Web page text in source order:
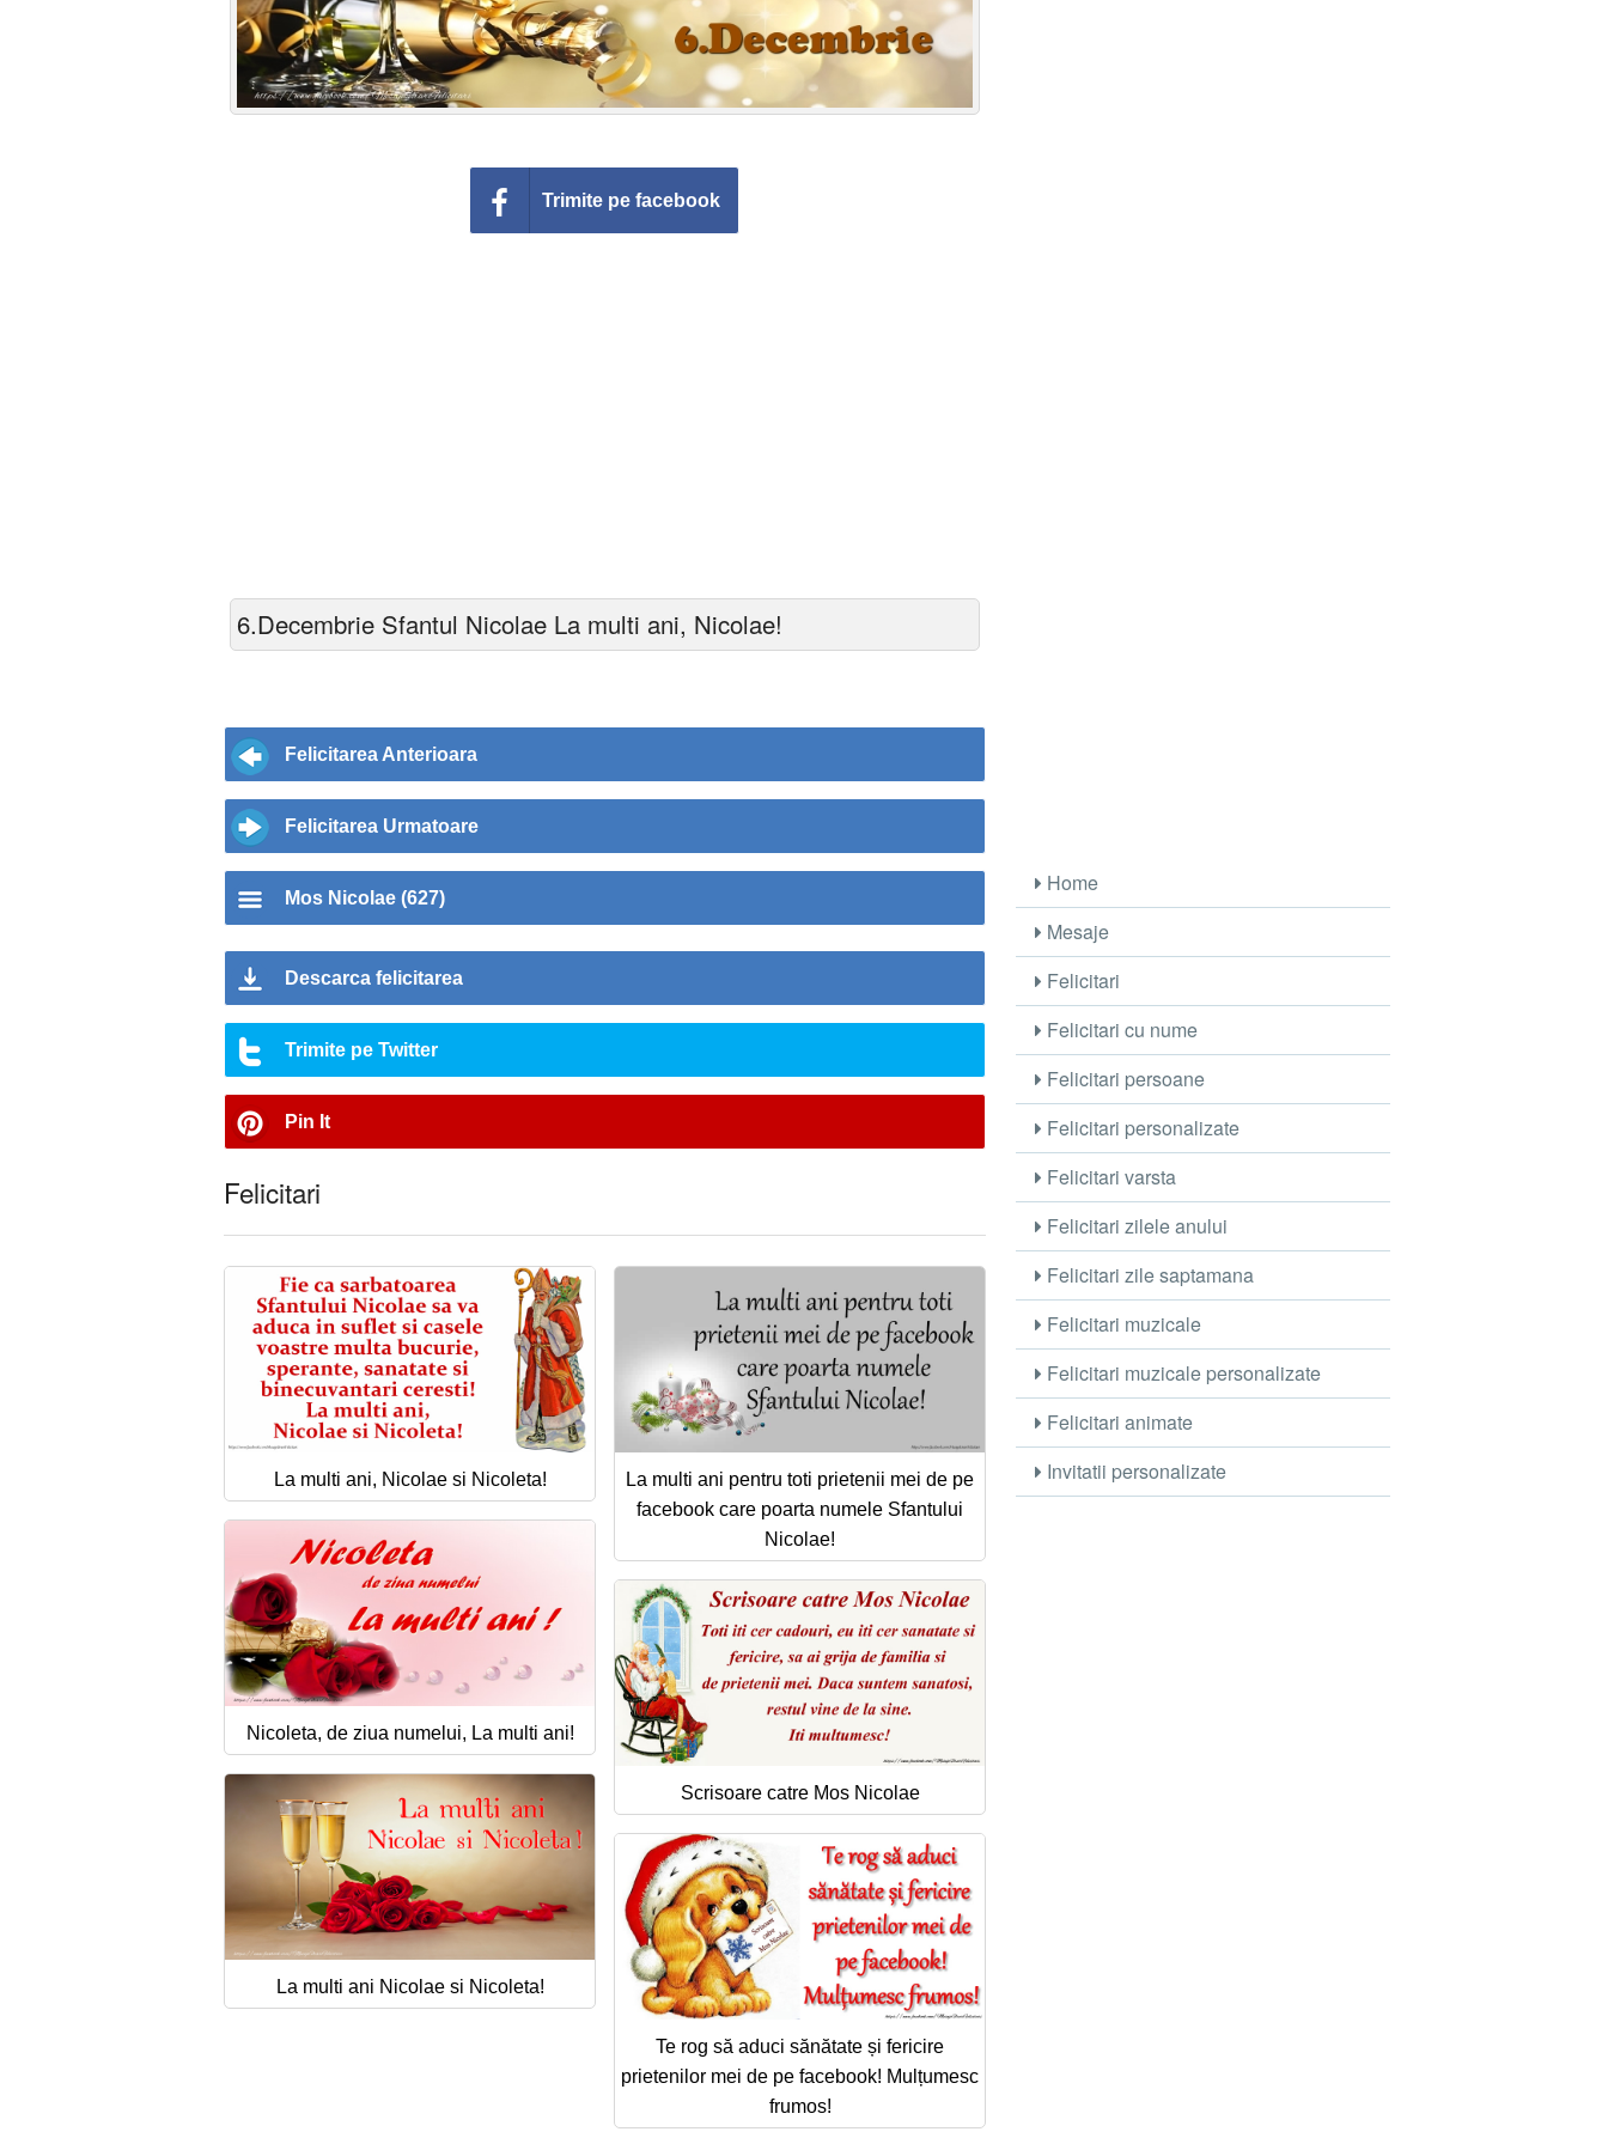
Trimite pe facebook
6.Decembrie Sfantul Nicolae La multi ani, Nicolae!
Felicitarea Anterioara
Felicitarea Urmatoare
Mos Nicolae (627)
Descarca felicitarea
Trimite pe Twitter
Pin It
Felicitari
La multi ani, Nicolae si Nicoleta!
La multi ani pentru toti prietenii mei de pe
facebook care poarta numele Sfantului
Nicolae!
Nicoleta, de ziua numelui, La multi ani!
Scrisoare catre Mos Nicolae
La multi ani Nicolae si Nicoleta!
Te rog să aduci sănătate și fericire
prietenilor mei de pe facebook! Mulțumesc
frumos!
Home
Mesaje
Felicitari
Felicitari cu nume
Felicitari persoane
Felicitari personalizate
Felicitari varsta
Felicitari zilele anului
Felicitari zile saptamana
Felicitari muzicale
Felicitari muzicale personalizate
Felicitari animate
Invitatii personalizate